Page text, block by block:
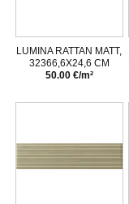
LUMINA RATTAN MATT,
32366,6X24,6 CM
50.00 €/m²